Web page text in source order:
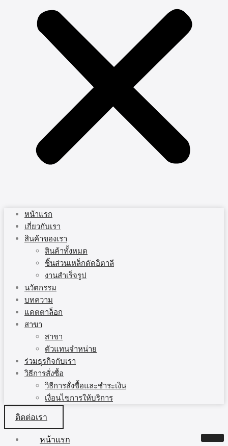
หน้าแรก
เกี่ยวกับเรา
สินค้าของเรา
สินค้าทั้งหมด
ชิ้นส่วนเหล็กดัดอิตาลี
งานสำเร็จรูป
นวัตกรรม
บทความ
แคตตาล็อก
สาขา
สาขา
ตัวแทนจำหน่าย
ร่วมธุรกิจกับเรา
วิธีการสั่งซื้อ
วิธีการสั่งซื้อและชำระเงิน
เงื่อนไขการให้บริการ
ติดต่อเรา
หน้าแรก